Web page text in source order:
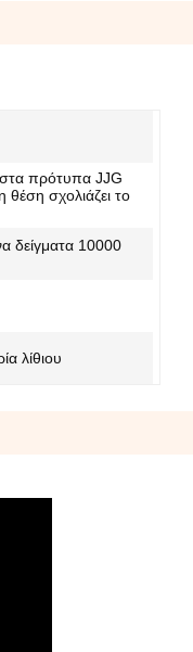
πρότυπα JJG
θέση σχολιάζει το
δείγματα 10000
λίθιου